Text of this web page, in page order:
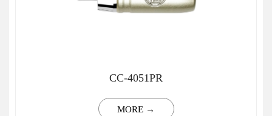
CC-4051PR
MORE →